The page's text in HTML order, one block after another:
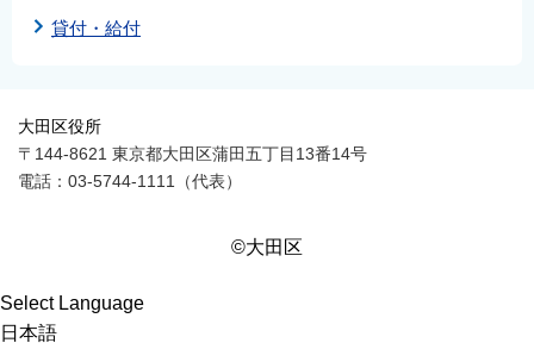
貸付・給付
大田区役所
〒144-8621 東京都大田区蒲田五丁目13番14号
電話：03-5744-1111（代表）
©大田区
Select Language
日本語